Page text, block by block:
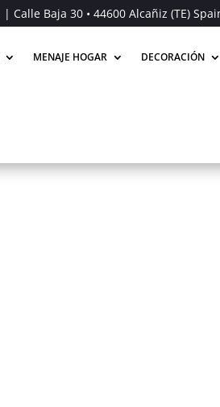
| Calle Baja 30 • 44600 Alcañiz (TE)
MENAJE HOGAR DECORACIÓN